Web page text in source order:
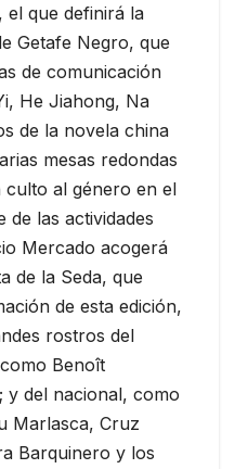
el que definirá la
Getafe Negro, que
de comunicación
He Jiahong, Na
de la novela china
mesas redondas
culto al género en el
de las actividades
Mercado acogerá
de la Seda, que
de esta edición,
rostros del
Benoît
y del nacional, como
Marlasca, Cruz
Barquinero y los